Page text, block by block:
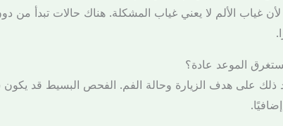
لأن غياب الألم لا يعني غياب المشكلة. هناك حالات تبدأ
الموعد عادة؟
ذلك على هدف الزيارة وحالة الفم. الفحص البسيط قد